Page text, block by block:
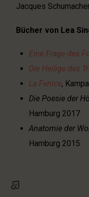
Jacques
Bücher von Lea
Eine Frage des
Die Heilige des
La Fenice,
Die Poesie der
Hamburg 2017
Anatomie der
Hamburg 2015